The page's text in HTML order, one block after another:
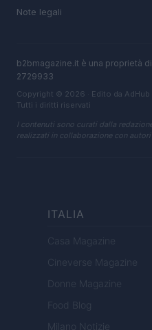
Note legali
b2bmagazine.it è una proprietà
2729933
Copyright © 2026 · Edito da
Tutti i diritti riservati
I contenuti sono curati dalla
realizzati in collaborazione con
ITALIA
Casa Magazine
Cineverse Magazine
Donne Magazine
Food Blog
Milano Notizie